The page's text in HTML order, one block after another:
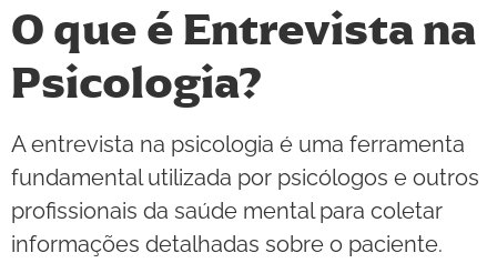
O que é Entrevista na
Psicologia?
A entrevista na psicologia é uma ferramenta
fundamental utilizada por psicólogos e outros
profissionais da saúde mental para coletar
informações detalhadas sobre o paciente.